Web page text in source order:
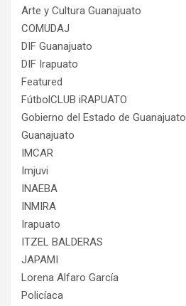
Arte y Cultura Guanajuato
COMUDAJ
DIF Guanajuato
DIF Irapuato
Featured
FútbolCLUB iRAPUATO
Gobierno del Estado de Guanajuato
Guanajuato
IMCAR
Imjuvi
INAEBA
INMIRA
Irapuato
ITZEL BALDERAS
JAPAMI
Lorena Alfaro García
Policíaca